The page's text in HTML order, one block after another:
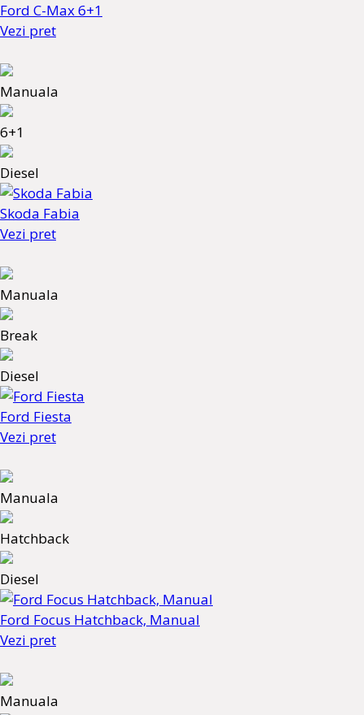
Ford C-Max 6+1
Vezi pret
Manuala
6+1
Diesel
Skoda Fabia
Vezi pret
Manuala
Break
Diesel
Ford Fiesta
Vezi pret
Manuala
Hatchback
Diesel
Ford Focus Hatchback, Manual
Vezi pret
Manuala